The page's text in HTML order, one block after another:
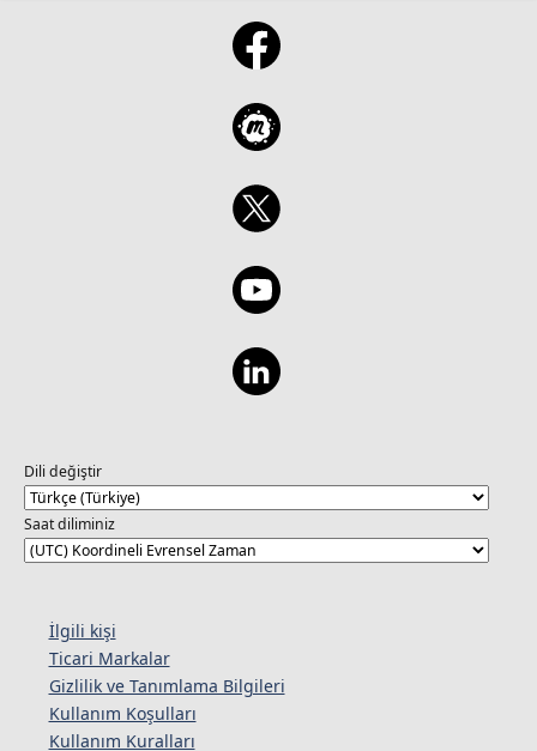
Dili değiştir
Saat diliminiz
İlgili kişi
Ticari Markalar
Gizlilik ve Tanımlama Bilgileri
Kullanım Koşulları
Kullanım Kuralları